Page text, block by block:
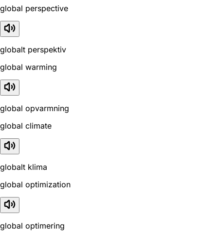
global perspective
globalt perspektiv
global warming
global opvarmning
global climate
globalt klima
global optimization
global optimering